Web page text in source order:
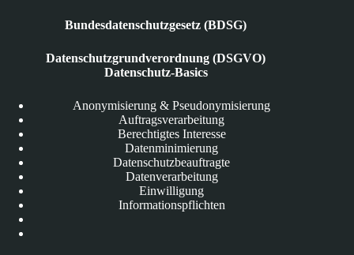
Bundesdatenschutzgesetz (BDSG)
Datenschutzgrundverordnung (DSGVO)
Datenschutz-Basics
Anonymisierung & Pseudonymisierung
Auftragsverarbeitung
Berechtigtes Interesse
Datenminimierung
Datenschutzbeauftragte
Datenverarbeitung
Einwilligung
Informationspflichten